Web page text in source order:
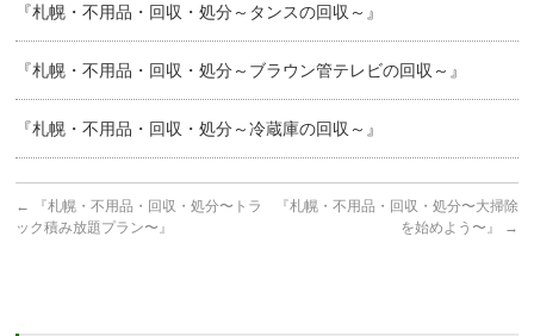
『札幌・不用品・回収・処分～タンスの回収～』
『札幌・不用品・回収・処分～ブラウン管テレビの回収～』
『札幌・不用品・回収・処分～冷蔵庫の回収～』
←
『札幌・不用品・回収・処分〜トラ
ック積み放題プラン〜』
『札幌・不用品・回収・処分〜大掃除
を始めよう〜』
→